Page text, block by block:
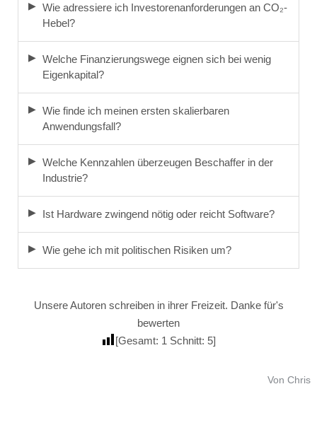
Wie adressiere ich Investorenanforderungen an CO₂-
Hebel?
Welche Finanzierungswege eignen sich bei wenig
Eigenkapital?
Wie finde ich meinen ersten skalierbaren
Anwendungsfall?
Welche Kennzahlen überzeugen Beschaffer in der
Industrie?
Ist Hardware zwingend nötig oder reicht Software?
Wie gehe ich mit politischen Risiken um?
Unsere Autoren schreiben in ihrer Freizeit. Danke für's
bewerten
[Gesamt: 1 Schnitt: 5]
Von Chris